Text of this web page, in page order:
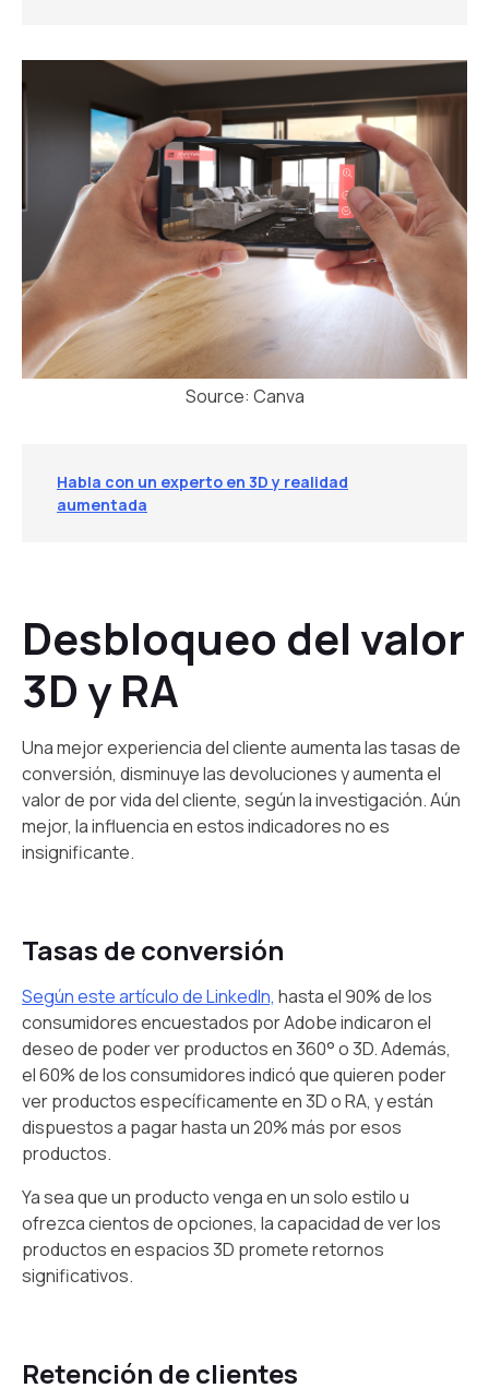
Source: Canva
Habla con un experto en 3D y realidad
aumentada
Desbloqueo del valor
3D y RA
Una mejor experiencia del cliente aumenta las tasas de
conversión, disminuye las devoluciones y aumenta el
valor de por vida del cliente, según la investigación. Aún
mejor, la influencia en estos indicadores no es
insignificante.
Tasas de conversión
Según este artículo de LinkedIn, hasta el 90% de los
consumidores encuestados por Adobe indicaron el
deseo de poder ver productos en 360° o 3D. Además,
el 60% de los consumidores indicó que quieren poder
ver productos específicamente en 3D o RA, y están
dispuestos a pagar hasta un 20% más por esos
productos.
Ya sea que un producto venga en un solo estilo u
ofrezca cientos de opciones, la capacidad de ver los
productos en espacios 3D promete retornos
significativos.
Retención de clientes